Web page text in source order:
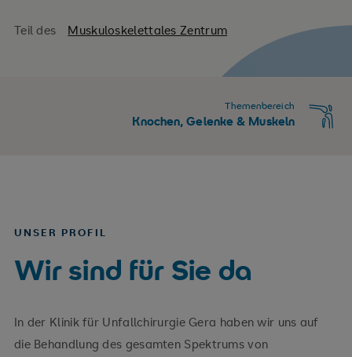
Teil des Muskuloskelettales Zentrum
Themenbereich
Knochen, Gelenke & Muskeln
UNSER PROFIL
Wir sind für Sie da
In der Klinik für Unfallchirurgie Gera haben wir uns auf
die Behandlung des gesamten Spektrums von